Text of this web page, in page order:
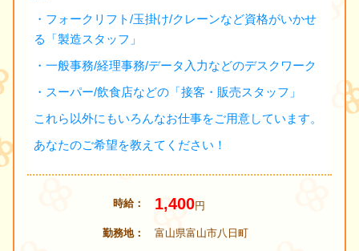
・フォークリフト/玉掛け/クレーンなど資格がいかせ
る「製造スタッフ」
・一般事務/経理事務/データ入力などのデスクワーク
・スーパー/飲食店などの「接客・販売スタッフ」
これら以外にもいろんなお仕事をご用意しています。
あなたのご希望を教えてください！
時給 1,400円
勤務地 富山県富山市八日町